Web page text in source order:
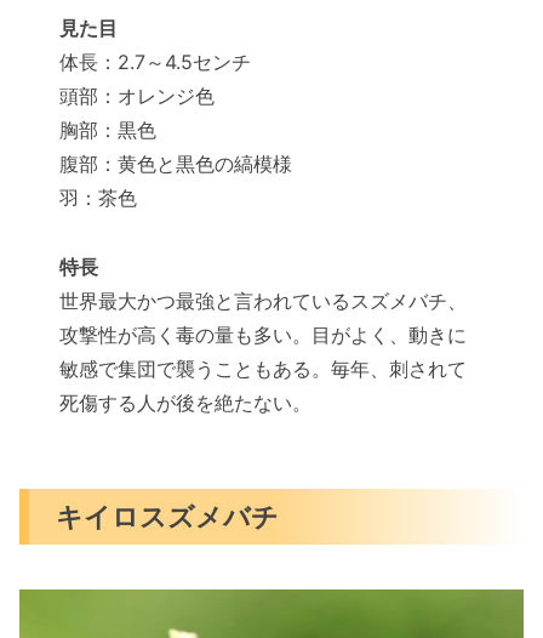
見た目
体長：2.7～4.5センチ
頭部：オレンジ色
胸部：黒色
腹部：黄色と黒色の縞模様
羽：茶色
特長
世界最大かつ最強と言われているスズメバチ、
攻撃性が高く毒の量も多い。目がよく、動きに
敏感で集団で襲うこともある。毎年、刺されて
死傷する人が後を絶たない。
キイロスズメバチ